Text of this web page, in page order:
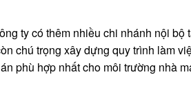
ty có thêm nhiều chi nhánh nội
chú trọng xây dựng quy trình làm
phù hợp nhất cho môi trường nhà